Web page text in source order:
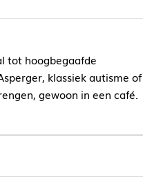
tot hoogbegaafde
klassiek autisme of
gewoon in een café.